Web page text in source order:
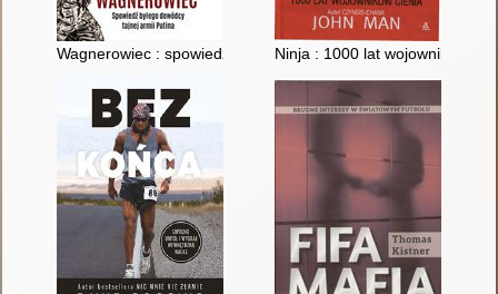
Wagnerowiec : spowiedź byłego dowódcy tajnej armii Putina
Ninja : 1000 lat wojowników